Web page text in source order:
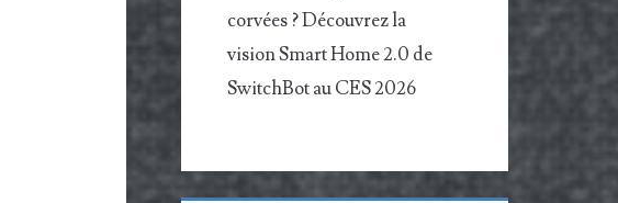
corvées ? Découvrez la
vision Smart Home 2.0 de
SwitchBot au CES 2026